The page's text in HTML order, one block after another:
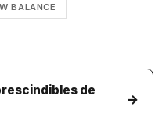
BALANCE
de
→